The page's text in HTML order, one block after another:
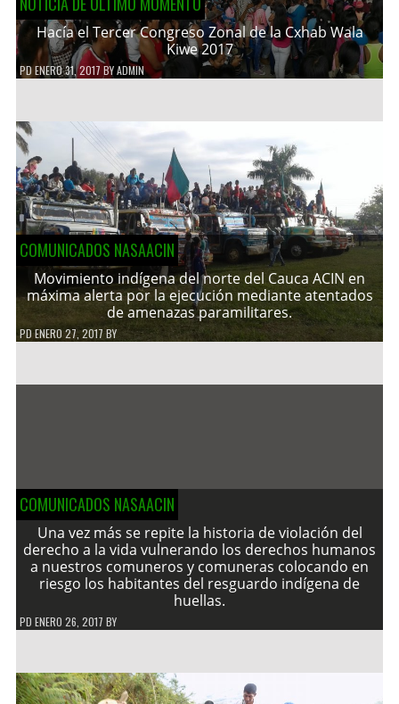
Hacía el Tercer Congreso Zonal de la Cxhab Wala
Kiwe 2017
PDENERO 31, 2017 BYADMIN
COMUNICADOS NASAACIN
Movimiento indígena del norte del Cauca ACIN en
máxima alerta por la ejecución mediante atentados
de amenazas paramilitares.
PDENERO 27, 2017 BY
COMUNICADOS NASAACIN
Una vez más se repite la historia de violación del
derecho a la vida vulnerando los derechos humanos
a nuestros comuneros y comuneras colocando en
riesgo los habitantes del resguardo indígena de
huellas.
PD ENERO 26, 2017 BY